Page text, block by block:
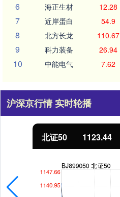
6 海正生材 12.28
7 近岸蛋白 54.9
8 北方长龙 110.67
9 科力装备 26.94
10 中能电气 7.62
沪深京行情 实时轮播
北证50 1123.44